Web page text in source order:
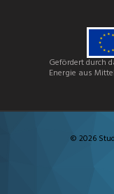
Gefördert durch
Energie aus
© 2026